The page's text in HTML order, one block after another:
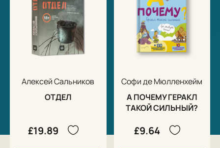
Алексей Сальников
ОТДЕЛ
£19.89
Софи де Мюлленхейм
А ПОЧЕМУ ГЕРАКЛ
ТАКОЙ СИЛЬНЫЙ?
£9.64